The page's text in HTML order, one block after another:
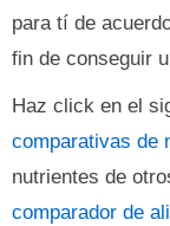
para tí de
fin de conseguir
Haz click en el
comparativas de
nutrientes de
comparador de